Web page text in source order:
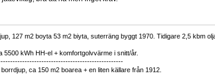
127 m2 boyta 53 m2 biyta, suterräng byggt 1970. Tidigare 2,5 kbm
kWh HH-el + komfortgolvvärme i snitt/år.
ca 150 m2 boarea + en liten källare från 1912.